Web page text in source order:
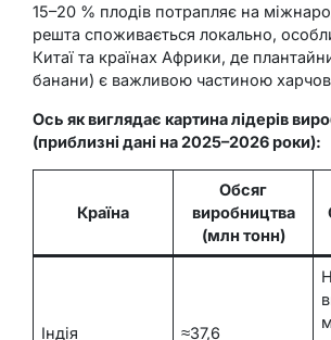
15–20 % плодів потрапляє на
решта споживається локально,
Китаї та країнах Африки, де
банани) є важливою частиною
Ось як виглядає картина лідерів
(приблизні дані на 2025–2026 роки):
Країна
Обсяг
виробництва
(млн тонн)
Індія ≈37,6